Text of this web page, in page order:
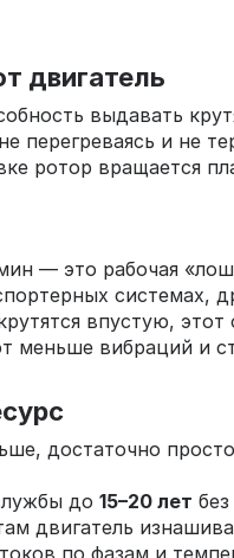
двигатель
выдавать
перегреваясь и не
ротор вращается
— это рабочая
системах,
впустую,
меньше вибраций и
достаточно
до 15–20 лет
двигатель
по фазам и